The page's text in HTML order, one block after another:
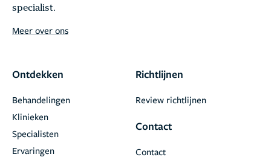
specialist.
Meer over ons
Ontdekken
Behandelingen
Klinieken
Specialisten
Ervaringen
Richtlijnen
Review richtlijnen
Contact
Contact